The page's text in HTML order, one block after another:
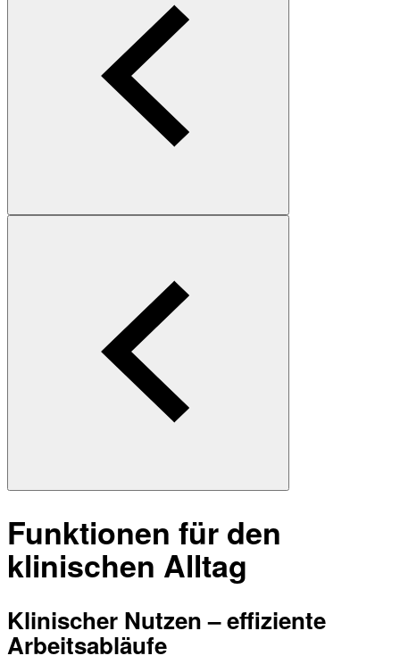
Funktionen für den
klinischen Alltag
Klinischer Nutzen – effiziente
Arbeitsabläufe